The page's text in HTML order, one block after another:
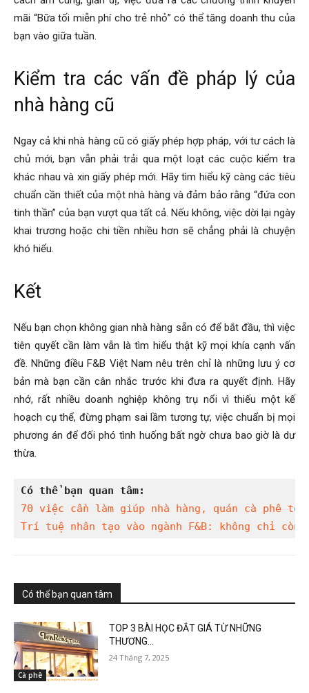
mãi “Bữa tối miễn phí cho trẻ nhỏ” có thể tăng doanh thu của
bạn vào giữa tuần.
Kiểm tra các vấn đề pháp lý của
nhà hàng cũ
Ngay cả khi nhà hàng cũ có giấy phép hợp pháp, với tư cách là
chủ mới, bạn vẫn phải trải qua một loạt các cuộc kiểm tra
khác nhau và xin giấy phép mới. Hãy tìm hiểu kỹ càng các tiêu
chuẩn cần thiết của một nhà hàng và đảm bảo rằng “đứa con
tinh thần” của bạn vượt qua tất cả. Nếu không, việc dời lại ngày
khai trương hoặc chi tiền nhiều hơn sẽ chẳng phải là chuyện
khó hiểu.
Kết
Nếu bạn chọn không gian nhà hàng sẵn có để bắt đầu, thì việc
tiên quyết cần làm vẫn là tìm hiểu thật kỹ mọi khía cạnh vấn
đề. Những điều F&B Việt Nam nêu trên chỉ là những lưu ý cơ
bản mà bạn cần cân nhắc trước khi đưa ra quyết định. Hãy
nhớ, rất nhiều doanh nghiệp không trụ nổi vì thiếu một kế
hoạch cụ thể, đừng phạm sai lầm tương tự, việc chuẩn bị mọi
phương án để đối phó tình huống bất ngờ chưa bao giờ là dư
thừa.
Có thể bạn quan tâm:
70 việc cần làm giúp nhà hàng, quán cà phê
Trí tuệ nhân tạo vào ngành F&B: không chỉ còn
Có thể bạn quan tâm
Cà phê
TOP 3 BÀI HỌC ĐẮT GIÁ TỪ NHỮNG
THƯƠNG...
24 Tháng 7, 2025